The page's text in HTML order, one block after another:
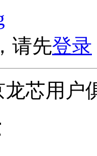
请先登录
龙芯用户